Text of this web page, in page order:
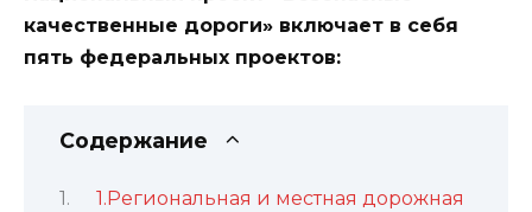
качественные дороги» включает в себя
пять федеральных проектов:
Содержание
1.Региональная и местная дорожная